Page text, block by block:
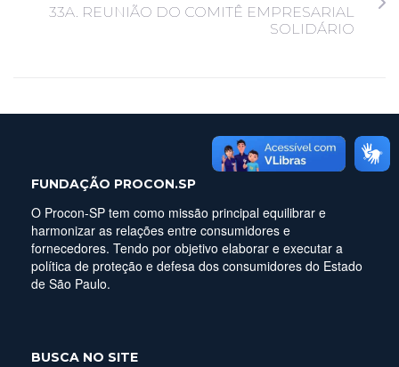
33A. REUNIÃO DO COMITÊ EMPRESARIAL
SOLIDÁRIO
FUNDAÇÃO PROCON.SP
O Procon-SP tem como missão principal equilibrar e
harmonizar as relações entre consumidores e
fornecedores. Tendo por objetivo elaborar e executar a
política de proteção e defesa dos consumidores do Estado
de São Paulo.
BUSCA NO SITE